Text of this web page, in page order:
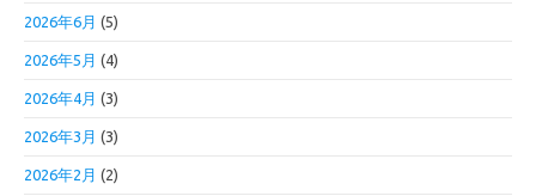
2026年6月 (5)
2026年5月 (4)
2026年4月 (3)
2026年3月 (3)
2026年2月 (2)